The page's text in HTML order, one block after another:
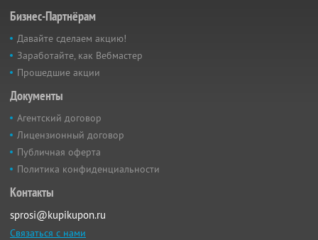
Бизнес-Партнёрам
Давайте сделаем акцию!
Заработайте, как Вебмастер
Прошедшие акции
Документы
Агентский договор
Лицензионный договор
Публичная оферта
Политика конфиденциальности
Контакты
sprosi@kupikupon.ru
Связаться с нами